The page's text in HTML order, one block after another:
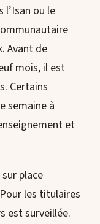
l’Isan ou le
Avant de
mois, il est
Certains
semaine à
et
place
les titulaires
est surveillée.